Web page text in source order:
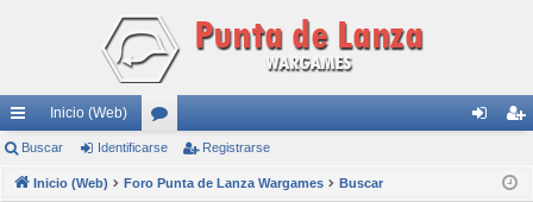
nl
ac
Inicio (Web)
or
os ist
Buscar Identificarse Registrarse
Inicio (Web) Foro Punta de Lanza Wargames Buscar